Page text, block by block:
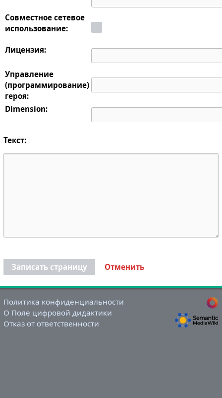
Совместное сетевое
использование:
Лицензия:
Управление
(программирование)
героя:
Dimension:
Текст:
Записать страницу Отменить
Политика конфиденциальности
О Поле цифровой дидактики
Отказ от ответственности